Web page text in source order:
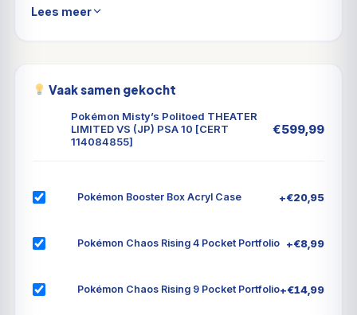
komt jouw Politoed
Lees meer
Vaak samen gekocht
Pokémon Misty’s Politoed THEATER
LIMITED VS (JP) PSA 10 [CERT
114084855]
€599,99
Pokémon Booster Box Acryl Case +€20,95
Pokémon Chaos Rising 4 Pocket Portfolio +€8,99
Pokémon Chaos Rising 9 Pocket Portfolio+€14,99